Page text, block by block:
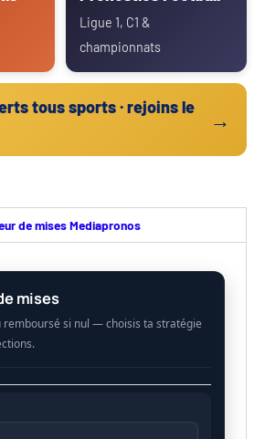
Ligue 1, C1 &
championnats
tous sports · rejoins le
→
de mises Mediapronos
mises